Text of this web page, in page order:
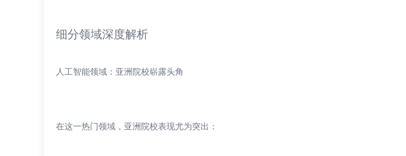
细分领域深度解析
人工智能领域：亚洲院校崭露头角
在这一热门领域，亚洲院校表现尤为突出：